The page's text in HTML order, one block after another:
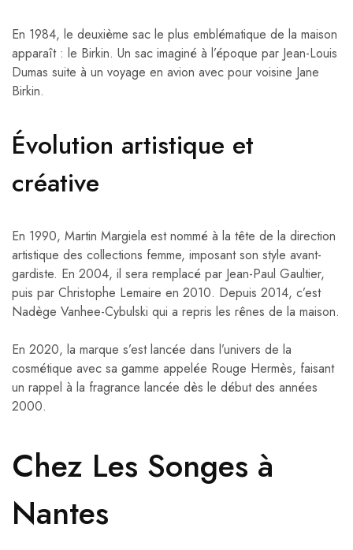
En 1984, le deuxième sac le plus emblématique de la maison
apparaît : le Birkin. Un sac imaginé à l’époque par Jean-Louis
Dumas suite à un voyage en avion avec pour voisine Jane
Birkin.
Évolution artistique et
créative
En 1990, Martin Margiela est nommé à la tête de la direction
artistique des collections femme, imposant son style avant-
gardiste. En 2004, il sera remplacé par Jean-Paul Gaultier,
puis par Christophe Lemaire en 2010. Depuis 2014, c’est
Nadège Vanhee-Cybulski qui a repris les rênes de la maison.
En 2020, la marque s’est lancée dans l’univers de la
cosmétique avec sa gamme appelée Rouge Hermès, faisant
un rappel à la fragrance lancée dès le début des années
2000.
Chez Les Songes à
Nantes